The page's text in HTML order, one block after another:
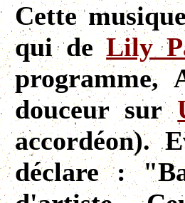
Cette
qui deLily
programme,
douceur sur
accordéon).
déclare :